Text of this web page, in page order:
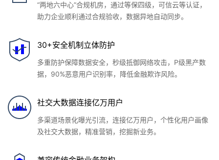
“两地六中心”合规机房，通过等保四级，可信云等认证，
助力企业顺利通过合规验收，数据异地自动同步。
30+安全机制立体防护
多重防护保障数据安全，秒级抵御网络攻击，P级黑产数
据，90%恶意用户识别率，降低金融欺诈风险。
社交大数据连接亿万用户
多渠道场景化曝光引流，连接亿万用户，个性化用户画像
及社交大数据，精准营销，挖掘新业务。